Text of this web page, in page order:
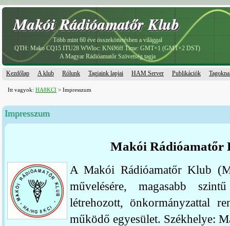
Makói Rádióamatőr Klub
Makói Rádióamatőr Klub
Több mint 60 éve összeköttetésben a világgal
QTH: Mako CQ15 ITU28 WWloc: KNØ6ff Time: GMT+1 (GMT+2 DST)
A Magyar Rádióamatőr Szövetség tagja
Kezdőlap A klub Rólunk Tagjaink lapjai HAM Server Publikációk
Itt vagyok: HA8KCI > Impresszum
Impresszum
Makói Rádióamatőr
A Makói Rádióamatőr Klub
művelésére, magasabb
létrehozott, önkormányzattal
működő egyesület. Székhelye: